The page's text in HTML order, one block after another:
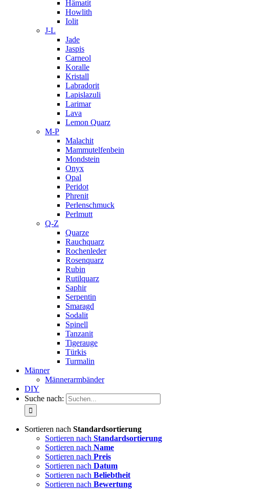
Hämatit
Howlith
Iolit
J-L
Jade
Jaspis
Carneol
Koralle
Kristall
Labradorit
Lapislazuli
Larimar
Lava
Lemon Quarz
M-P
Malachit
Mammutelfenbein
Mondstein
Onyx
Opal
Peridot
Phrenit
Perlenschmuck
Perlmutt
Q-Z
Quarze
Rauchquarz
Rochenleder
Rosenquarz
Rubin
Rutilquarz
Saphir
Serpentin
Smaragd
Sodalit
Spinell
Tanzanit
Tigerauge
Türkis
Turmalin
Männer
Männerarmbänder
DIY
Suche nach:
Sortieren nach Standardsortierung
Sortieren nach Standardsortierung
Sortieren nach Name
Sortieren nach Preis
Sortieren nach Datum
Sortieren nach Beliebtheit
Sortieren nach Bewertung